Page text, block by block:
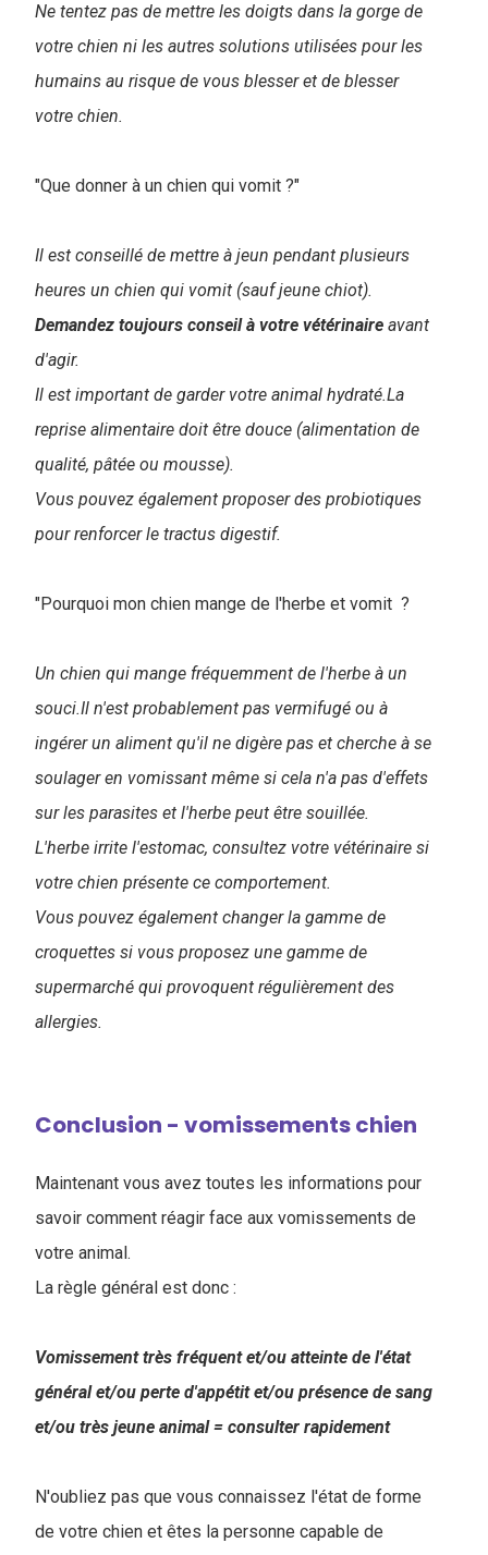
Ne tentez pas de mettre les doigts dans la gorge de
votre chien ni les autres solutions utilisées pour les
humains au risque de vous blesser et de blesser
votre chien.
"Que donner à un chien qui vomit ?"
Il est conseillé de mettre à jeun pendant plusieurs
heures un chien qui vomit (sauf jeune chiot).
Demandez toujours conseil à votre vétérinaire avant
d'agir.
Il est important de garder votre animal hydraté.La
reprise alimentaire doit être douce (alimentation de
qualité, pâtée ou mousse).
Vous pouvez également proposer des probiotiques
pour renforcer le tractus digestif.
"Pourquoi mon chien mange de l'herbe et vomit ?
Un chien qui mange fréquemment de l'herbe à un
souci.Il n'est probablement pas vermifugé ou à
ingérer un aliment qu'il ne digère pas et cherche à se
soulager en vomissant même si cela n'a pas d'effets
sur les parasites et l'herbe peut être souillée.
L'herbe irrite l'estomac, consultez votre vétérinaire si
votre chien présente ce comportement.
Vous pouvez également changer la gamme de
croquettes si vous proposez une gamme de
supermarché qui provoquent régulièrement des
allergies.
Conclusion - vomissements chien
Maintenant vous avez toutes les informations pour
savoir comment réagir face aux vomissements de
votre animal.
La règle général est donc :
Vomissement très fréquent et/ou atteinte de l'état
général et/ou perte d'appétit et/ou présence de sang
et/ou très jeune animal = consulter rapidement
N'oubliez pas que vous connaissez l'état de forme
de votre chien et êtes la personne capable de